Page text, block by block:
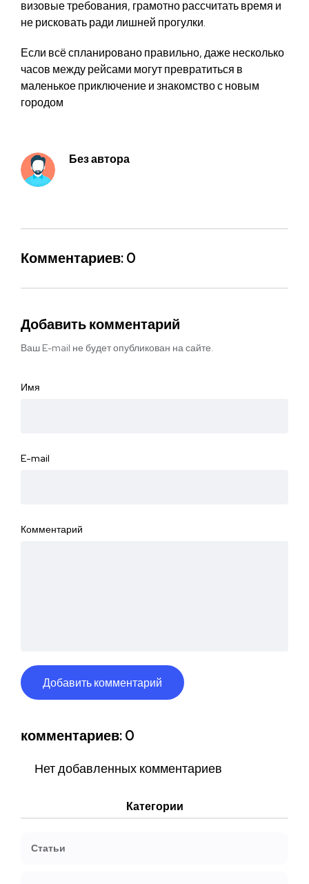
визовые требования, грамотно рассчитать время и
не рисковать ради лишней прогулки.
Если всё спланировано правильно, даже несколько
часов между рейсами могут превратиться в
маленькое приключение и знакомство с новым
городом
Без автора
Комментариев: 0
Добавить комментарий
Ваш E-mail не будет опубликован на сайте.
Имя
E-mail
Комментарий
комментариев: 0
Нет добавленных комментариев
Категории
Статьи